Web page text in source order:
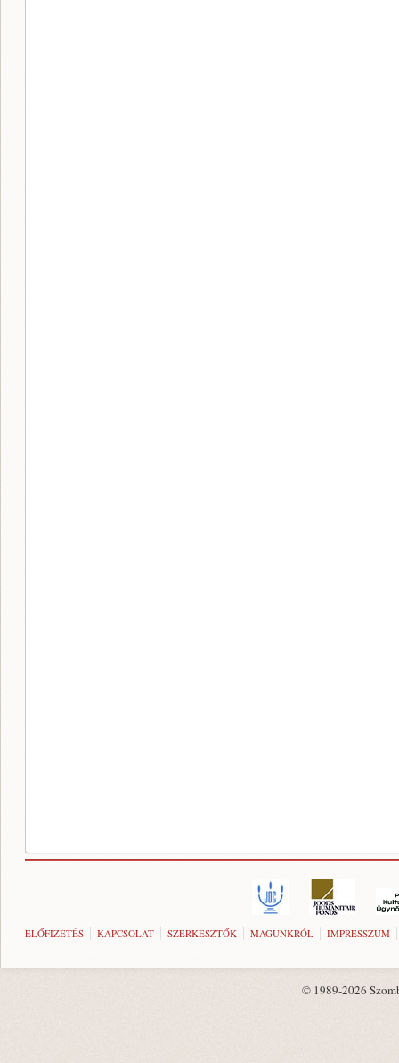
ELŐFIZETÉS KAPCSOLAT SZERKESZTŐK MAGUNKRÓL IMPRESSZUM
© 1989-2026